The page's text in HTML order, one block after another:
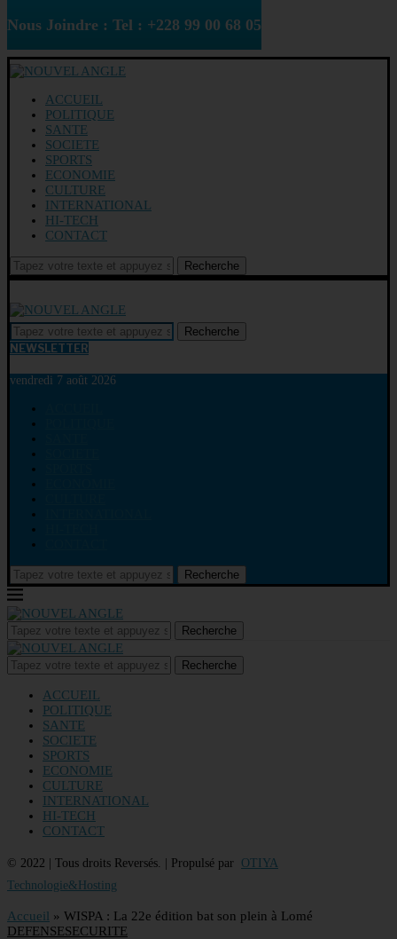
Nous Joindre : Tel : +228 99 00 68 05
ACCUEIL
POLITIQUE
SANTE
SOCIETE
SPORTS
ECONOMIE
CULTURE
INTERNATIONAL
HI-TECH
CONTACT
Recherche
Recherche
NEWSLETTER
vendredi 7 août 2026
Recherche
Recherche
Recherche
ACCUEIL
POLITIQUE
SANTE
SOCIETE
SPORTS
ECONOMIE
CULTURE
INTERNATIONAL
HI-TECH
CONTACT
© 2022 | Tous droits Reversés. | Propulsé par OTIYA
Technologie&Hosting
Accueil » WISPA : La 22e édition bat son plein à Lomé
DEFENSESECURITE